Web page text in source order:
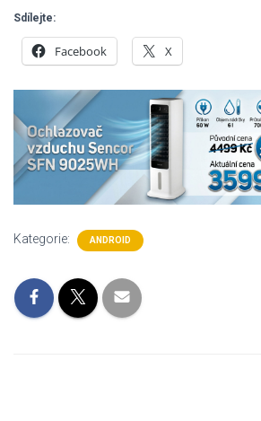
Sdílejte:
Facebook X
Kategorie: ANDROID